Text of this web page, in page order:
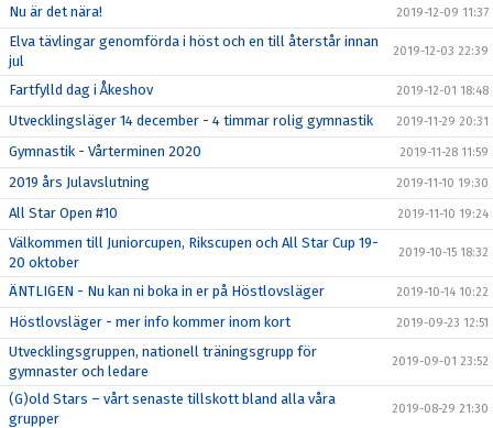
Nu är det nära! 2019-12-09 11:37
Elva tävlingar genomförda i höst och en till återstår innan
jul
2019-12-03 22:39
Fartfylld dag i Åkeshov 2019-12-01 18:48
Utvecklingsläger 14 december - 4 timmar rolig gymnastik 2019-11-29 20:31
Gymnastik - Vårterminen 2020 2019-11-28 11:59
2019 års Julavslutning 2019-11-10 19:30
All Star Open #10 2019-11-10 19:24
Välkommen till Juniorcupen, Rikscupen och All Star Cup 19-
20 oktober
2019-10-15 18:32
ÄNTLIGEN - Nu kan ni boka in er på Höstlovsläger 2019-10-14 10:22
Höstlovsläger - mer info kommer inom kort 2019-09-23 12:51
Utvecklingsgruppen, nationell träningsgrupp för
gymnaster och ledare
2019-09-01 23:52
(G)old Stars – vårt senaste tillskott bland alla våra
grupper
2019-08-29 21:30